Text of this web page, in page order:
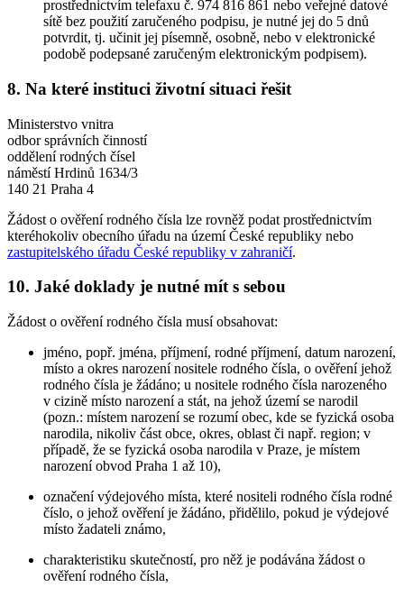
prostřednictvím telefaxu č. 974 816 861 nebo veřejné datové
sítě bez použití zaručeného podpisu, je nutné jej do 5 dnů
potvrdit, tj. učinit jej písemně, osobně, nebo v elektronické
podobě podepsané zaručeným elektronickým podpisem).
8. Na které instituci životní situaci řešit
Ministerstvo vnitra
odbor správních činností
oddělení rodných čísel
náměstí Hrdinů 1634/3
140 21 Praha 4
Žádost o ověření rodného čísla lze rovněž podat prostřednictvím
kteréhokoliv obecního úřadu na území České republiky nebo
zastupitelského úřadu České republiky v zahraničí.
10. Jaké doklady je nutné mít s sebou
Žádost o ověření rodného čísla musí obsahovat:
jméno, popř. jména, příjmení, rodné příjmení, datum narození,
místo a okres narození nositele rodného čísla, o ověření jehož
rodného čísla je žádáno; u nositele rodného čísla narozeného
v cizině místo narození a stát, na jehož území se narodil
(pozn.: místem narození se rozumí obec, kde se fyzická osoba
narodila, nikoliv část obce, okres, oblast či např. region; v
případě, že se fyzická osoba narodila v Praze, je místem
narození obvod Praha 1 až 10),
označení výdejového místa, které nositeli rodného čísla rodné
číslo, o jehož ověření je žádáno, přidělilo, pokud je výdejové
místo žadateli známo,
charakteristiku skutečností, pro něž je podávána žádost o
ověření rodného čísla,